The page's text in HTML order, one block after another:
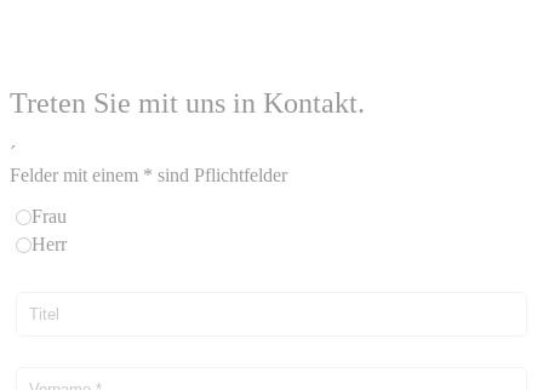
Treten Sie mit uns in Kontakt.
´
Felder mit einem * sind Pflichtfelder
Frau
Herr